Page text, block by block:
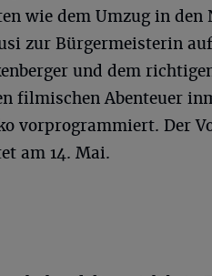
wie dem Umzug in den
zur Bürgermeisterin
und dem
filmischen Abenteuer
vorprogrammiert. Der
am 14. Mai.